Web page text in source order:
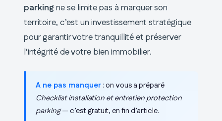
parking ne se limite pas à marquer son
territoire, c’est un investissement stratégique
pour garantir votre tranquillité et préserver
l’intégrité de votre bien immobilier.
A ne pas manquer: on vous a préparé
Checklist installation et entretien protection
parking— c’est gratuit, en fin d’article.